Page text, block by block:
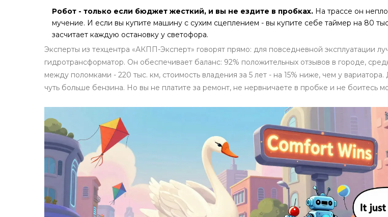
Робот - только если бюджет жесткий, и вы не ездите в пробках. На трассе он
мучение. И если вы купите машину с сухим сцеплением - вы купите себе таймер на 80
засчитает каждую остановку у светофора.
Эксперты из техцентра «АКПП-Эксперт» говорят прямо: для повседневной эксплуатации
гидротрансформатор. Он обеспечивает баланс: 92% положительных отзывов в городе,
между поломками - 220 тыс. км, стоимость владения за 5 лет - на 15% ниже, чем у
чуть больше бензина. Но вы не платите за ремонт, не нервничаете в пробке и не боитесь